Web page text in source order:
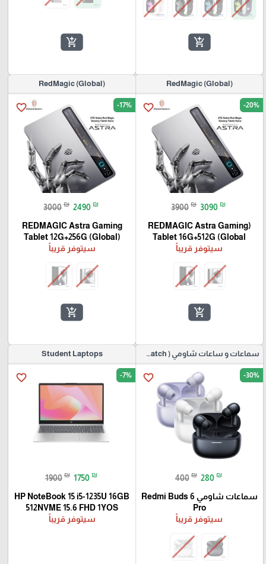
add_shopping_cart
add_shopping_cart
(RedMagic (Global
favorite_border -20%
3900 ₪ 3090 ₪
(REDMAGIC Astra Gaming
Tablet 16G+512G (Global
سيتوفر قريباً
add_shopping_cart
(RedMagic (Global
favorite_border -17%
3000 ₪ 2490 ₪
REDMAGIC Astra Gaming
Tablet 12G+256G (Global)
سيتوفر قريباً
add_shopping_cart
سماعات و ساعات شاومي ( Redmi Buds & Watch )
favorite_border -30%
400 ₪ 280 ₪
سماعات شاومي Redmi Buds 6
Pro
سيتوفر قريباً
Student Laptops
favorite_border -7%
1900 ₪ 1750 ₪
HP NoteBook 15 i5-1235U 16GB
512NVME 15.6 FHD 1YOS
سيتوفر قريباً